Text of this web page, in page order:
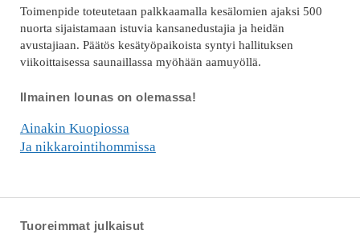
Toimenpide toteutetaan palkkaamalla kesälomien ajaksi 500
nuorta sijaistamaan istuvia kansanedustajia ja heidän
avustajiaan. Päätös kesätyöpaikoista syntyi hallituksen
viikoittaisessa saunaillassa myöhään aamuyöllä.
Ilmainen lounas on olemassa!
Ainakin Kuopiossa
Ja nikkarointihommissa
Tuoreimmat julkaisut